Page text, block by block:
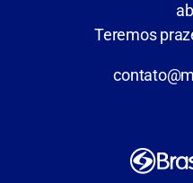
Teremos